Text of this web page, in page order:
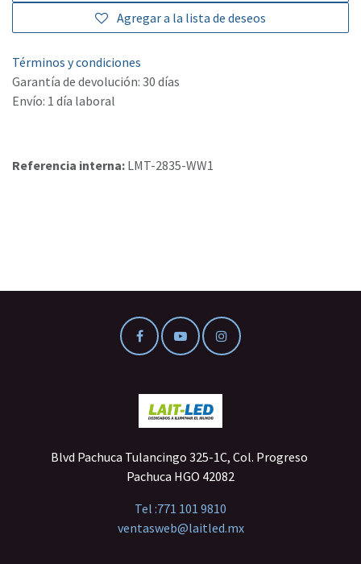
Agregar a la lista de deseos
Términos y condiciones
Garantía de devolución: 30 días
Envío: 1 día laboral
Referencia interna: LMT-2835-WW1
Blvd Pachuca Tulancingo 325-1C, Col. Progreso
Pachuca HGO 42082
Tel :771 101 9810
ventasweb@laitled.mx